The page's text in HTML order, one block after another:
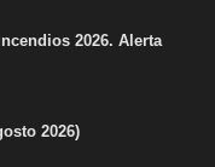
2026. Alerta
2026)